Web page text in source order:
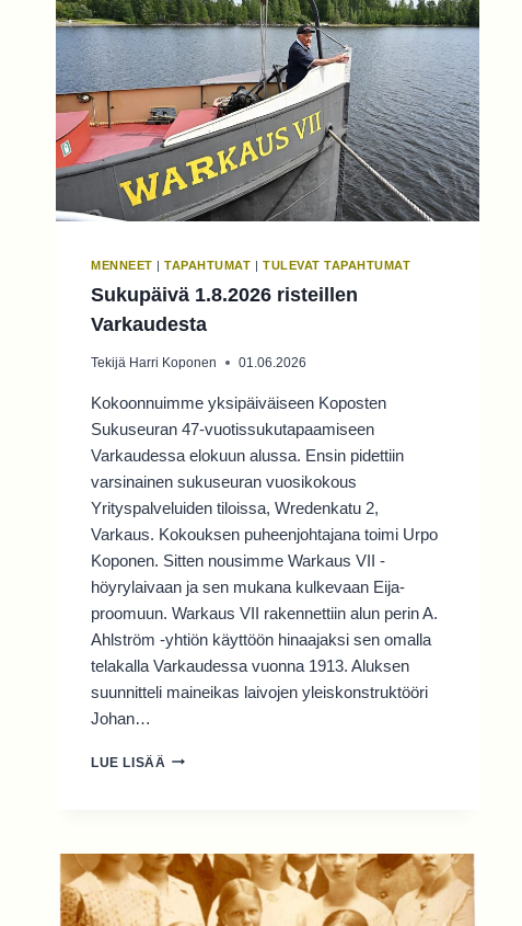
MENNEET |TAPAHTUMAT |TULEVAT TAPAHTUMAT
Sukupäivä 1.8.2026 risteillen
Varkaudesta
Tekijä Harri Koponen 01.06.2026
Kokoonnuimme yksipäiväiseen Koposten
Sukuseuran 47-vuotissukutapaamiseen
Varkaudessa elokuun alussa. Ensin pidettiin
varsinainen sukuseuran vuosikokous
Yrityspalveluiden tiloissa, Wredenkatu 2,
Varkaus. Kokouksen puheenjohtajana toimi Urpo
Koponen. Sitten nousimme Warkaus VII -
höyrylaivaan ja sen mukana kulkevaan Eija-
proomuun. Warkaus VII rakennettiin alun perin A.
Ahlström -yhtiön käyttöön hinaajaksi sen omalla
telakalla Varkaudessa vuonna 1913. Aluksen
suunnitteli maineikas laivojen yleiskonstruktööri
Johan…
LUE LISÄÄ SUKUPÄIVÄ